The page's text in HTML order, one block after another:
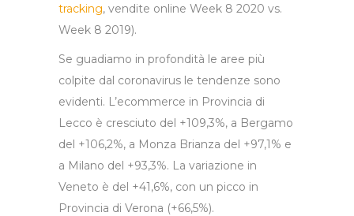
tracking, vendite online Week 8 2020 vs.
Week 8 2019).
Se guadiamo in profondità le aree più
colpite dal coronavirus le tendenze sono
evidenti. L’ecommerce in Provincia di
Lecco è cresciuto del +109,3%, a Bergamo
del +106,2%, a Monza Brianza del +97,1% e
a Milano del +93,3%. La variazione in
Veneto è del +41,6%, con un picco in
Provincia di Verona (+66,5%).